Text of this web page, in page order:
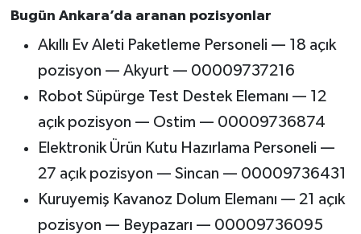
Bugün Ankara’da aranan pozisyonlar
Akıllı Ev Aleti Paketleme Personeli — 18 açık
pozisyon — Akyurt — 00009737216
Robot Süpürge Test Destek Elemanı — 12
açık pozisyon — Ostim — 00009736874
Elektronik Ürün Kutu Hazırlama Personeli —
27 açık pozisyon — Sincan — 00009736431
Kuruyemiş Kavanoz Dolum Elemanı — 21 açık
pozisyon — Beypazarı — 00009736095